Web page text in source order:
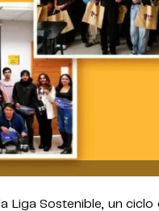
Liga Sostenible, un